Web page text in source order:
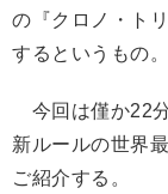
の『クロノ・ト
するというもの。
今回は僅か22
新ルールの世界
ご紹介する。